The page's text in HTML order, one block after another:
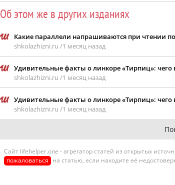
Об этом же в других изданиях
Какие параллели напрашиваются при чтении
shkolazhizni.ru /1 месяц назад
Удивительные факты о линкоре «Тирпиц»:
shkolazhizni.ru /1 месяц назад
Удивительные факты о линкоре «Тирпиц»:
shkolazhizni.ru /1 месяц назад
Сайт lifehelper.one - агрегатор статей из открытых
пожаловаться на статью, если находите её